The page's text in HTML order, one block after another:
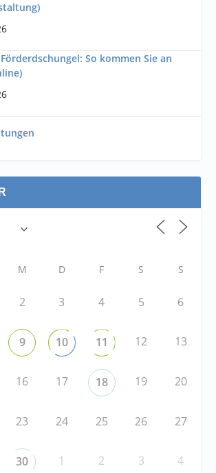
So kommen Sie an
M D F S S
2 3 4 5 6
9 10 11 12 13
16 17 18 19 20
23 24 25 26 27
30 1 2 3 4